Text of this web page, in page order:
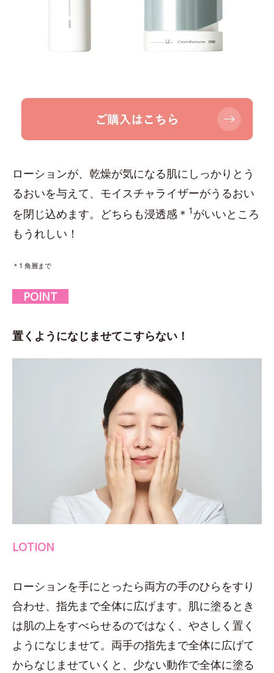
ローションが、乾燥が気になる肌にしっかりとう
るおいを与えて、モイスチャライザーがうるおい
を閉じ込めます。どちらも浸透感＊ 1 がいいところ
もうれしい！
＊1 角層まで
POINT
置くようになじませてこすらない！
LOTION
ローションを手にとったら両方の手のひらをすり
合わせ、指先まで全体に広げます。肌に塗るとき
は肌の上をすべらせるのではなく、やさしく置く
ようになじませて。両手の指先まで全体に広げて
からなじませていくと、少ない動作で全体に塗る